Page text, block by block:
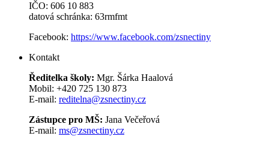
IČO: 606 10 883
datová schránka: 63rmfmt
Facebook: https://www.facebook.com/zsnectiny
Kontakt
Ředitelka školy: Mgr. Šárka Haalová
Mobil: +420 725 130 873
E-mail: reditelna@zsnectiny.cz
Zástupce pro MŠ: Jana Večeřová
E-mail: ms@zsnectiny.cz